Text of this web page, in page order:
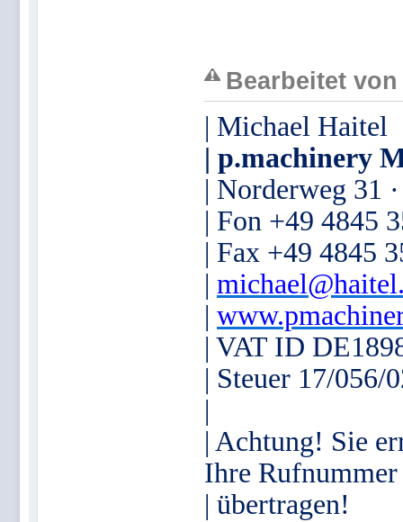
Bearbeitet von
| Michael Haitel
| p.machinery
| Norderweg 31
| Fon +49 4845
| Fax +49 4845
|
|
| VAT ID
| Steuer 17/056/
|
| Achtung! Sie
Ihre Rufnummer
| übertragen!